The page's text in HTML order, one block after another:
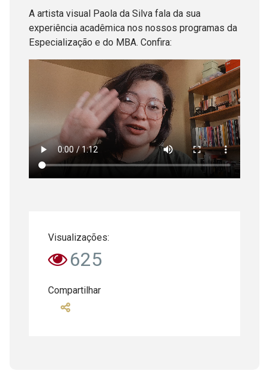
A artista visual Paola da Silva fala da sua
experiência acadêmica nos nossos programas da
Especialização e do MBA. Confira:
Visualizações:
625
Compartilhar